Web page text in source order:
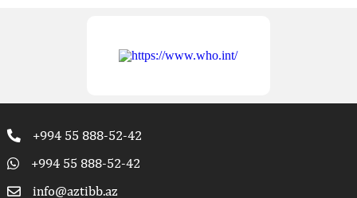
+994 55 888-52-42
+994 55 888-52-42
info@aztibb.az